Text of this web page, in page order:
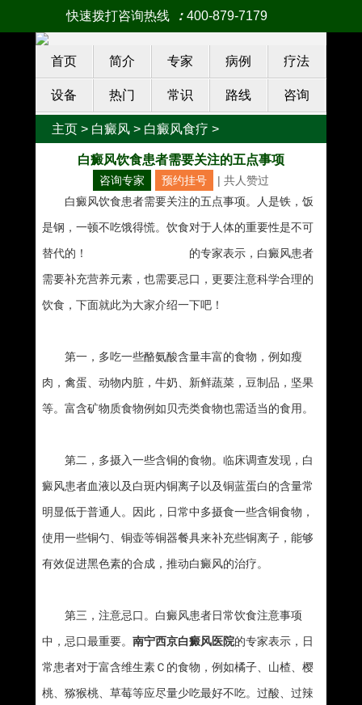
快速拨打咨询热线 ： 400-879-7179
首页 简介 专家 病例 疗法
设备 热门 常识 路线 咨询
主页 > 白癜风 > 白癜风食疗 >
白癜风饮食患者需要关注的五点事项
咨询专家 预约挂号 | 共人赞过
白癜风饮食患者需要关注的五点事项。人是铁，饭
是钢，一顿不吃饿得慌。饮食对于人体的重要性是不可
替代的！
的专家表示，白癜风患者
需要补充营养元素，也需要忌口，更要注意科学合理的
饮食，下面就此为大家介绍一下吧！
第一，多吃一些酪氨酸含量丰富的食物，例如瘦
肉，禽蛋、动物内脏，牛奶、新鲜蔬菜，豆制品，坚果
等。富含矿物质食物例如贝壳类食物也需适当的食用。
第二，多摄入一些含铜的食物。临床调查发现，白
癜风患者血液以及白斑内铜离子以及铜蓝蛋白的含量常
明显低于普通人。因此，日常中多摄食一些含铜食物，
使用一些铜勺、铜壶等铜器餐具来补充些铜离子，能够
有效促进黑色素的合成，推动白癜风的治疗。
第三，注意忌口。白癜风患者日常饮食注意事项
中，忌口最重要。 南宁西京白癜风医院的专家表示，日
常患者对于富含维生素Ｃ的食物，例如橘子、山楂、樱
桃、猕猴桃、草莓等应尽量少吃最好不吃。过酸、过辣